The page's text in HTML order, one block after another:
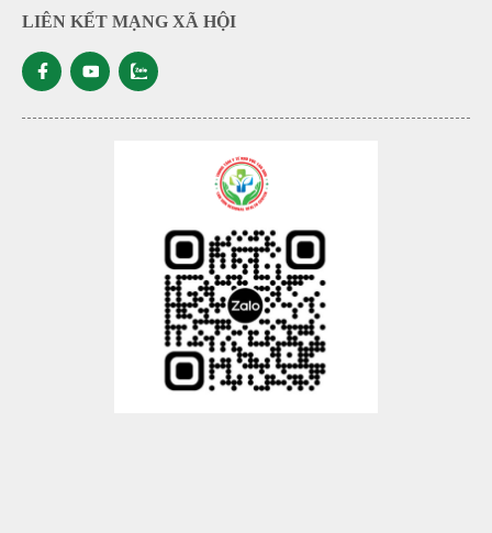
LIÊN KẾT MẠNG XÃ HỘI